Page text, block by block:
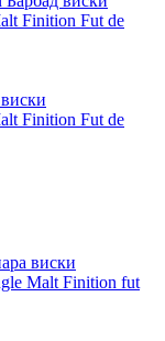
Finition Fut de